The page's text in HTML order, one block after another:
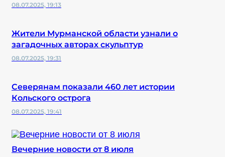
08.07.2025, 19:13
Жители Мурманской области узнали о
загадочных авторах скульптур
08.07.2025, 19:31
Северянам показали 460 лет истории
Кольского острога
08.07.2025, 19:41
Вечерние новости от 8 июля